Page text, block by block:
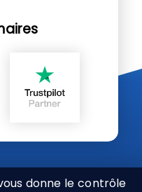
donne le contrôle